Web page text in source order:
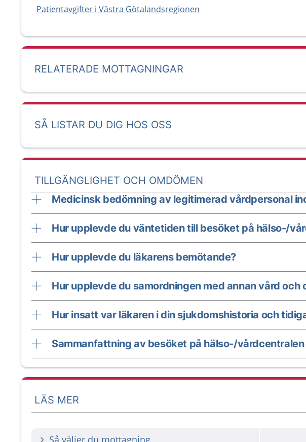
Patientavgifter i Västra Götalandsregionen
RELATERADE MOTTAGNINGAR
SÅ LISTAR DU DIG HOS OSS
TILLGÄNGLIGHET OCH OMDÖMEN
Medicinsk bedömning av legitimerad vårdpersonal
Hur upplevde du väntetiden till besöket på hälso-/
Hur upplevde du läkarens bemötande?
Hur upplevde du samordningen med annan vård och
Hur insatt var läkaren i din sjukdomshistoria och
Sammanfattning av besöket på hälso-/vårdcentralen
LÄS MER
Så väljer du mottagning